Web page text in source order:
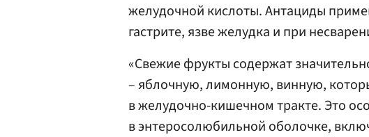
желудочной кислоты. Антациды
гастрите, язве желудка и при
«Свежие фрукты содержат
– яблочную, лимонную, винную,
в желудочно-кишечном тракте. Это
в энтеросолюбильной оболочке,